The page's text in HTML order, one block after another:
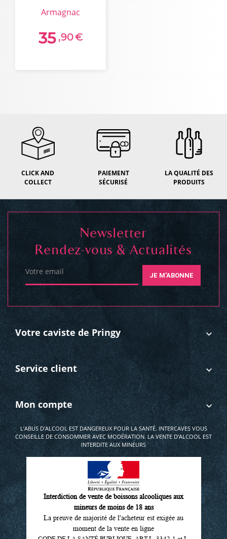
armagnac
35 ,90€
CLICK AND
COLLECT
PAIEMENT
SÉCURISÉ
LA QUALITÉ DES
PRODUITS
Votre caviste de Pringy
Service client
Mon compte
Newsletter
Rendez-vous & Actualités
Votre email JE M'ABONNE
L’ABUS D'ALCOOL EST DANGEREUX POUR LA SANTÉ. INTERCAVES VOUS
CONSEILLE DE CONSOMMER AVEC MODÉRATION. LA VENTE D'ALCOOL EST
INTERDITE AUX MINEURS
Interdiction de vente de boissons alcooliques aux
mineurs de moins de 18 ans
La preuve de majorité de l'acheteur est exigée au
moment de la vente en ligne